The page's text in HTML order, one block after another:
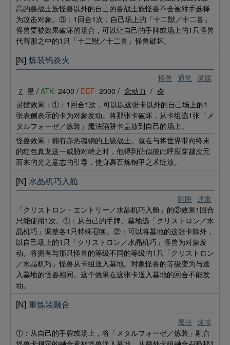
高的兽战士族怪兽以外的自己的兽战士族怪兽不会被对手选择
为攻击对象。③：1回合1次，自己场上的「十二獣／十二兽」
怪兽要被效果破坏的场合，可以让自己的手牌或场上的1只怪兽
代替那之中的1只「十二獣／十二兽」怪兽破坏。
怪兽 通常 灵摆
[N] 炼装钨炎火
7 星 / ATK: 2400 / DEF: 2000 / 念动力 / 炎
灵摆效果：①：1回合1次，可以以这张卡以外的自己场上的1
张表侧表示的卡为对象发动。将那张卡破坏，从卡组选1张「メ
タルフォーゼ／炼装」魔法陷阱卡盖放到自己的场上。
怪兽效果：拥有赤热魂钢的上级战士。就在与将世界带向终末
的红色真龙这一威胁对峙之时，他得到仿似彼此呼应穿越次元
而来的光之意志的引导，使身裹百炼钢甲之术绽放。
陷阱 通常
[N] 水晶机巧入舱
「クリストロン・エントリー／水晶机巧入舱」的②效果1回合
只能使用1次。①：从自己的手牌、墓地选「クリストロン／水
晶机巧」调整各1只特殊召唤。②：可以将墓地的这张卡除外，
以自己场上的1只「クリストロン／水晶机巧」怪兽为对象发
动。将拥有与那只怪兽的等级不同的等级的1只「クリストロン
／水晶机巧」怪兽从卡组送入墓地。对象怪兽的等级变为与送
入墓地的怪兽相同。这个效果在这张卡送入墓地的回合不能发
动。
魔法 速攻
[N] 重炼装融合
①：从自己的手牌或场上，将「メタルフォーゼ／炼装」融合